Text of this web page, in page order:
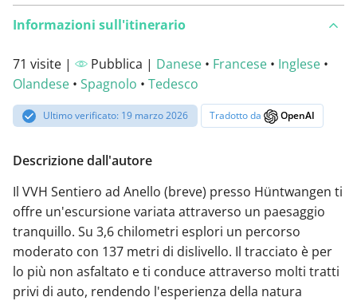
Informazioni sull'itinerario
71 visite | Pubblica | Danese • Francese • Inglese •
Olandese • Spagnolo • Tedesco
Ultimo verificato: 19 marzo 2026 Tradotto da OpenAI
Descrizione dall'autore
Il VVH Sentiero ad Anello (breve) presso Hüntwangen ti
offre un'escursione variata attraverso un paesaggio
tranquillo. Su 3,6 chilometri esplori un percorso
moderato con 137 metri di dislivello. Il tracciato è per
lo più non asfaltato e ti conduce attraverso molti tratti
privi di auto, rendendo l'esperienza della natura